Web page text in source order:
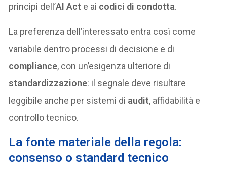
principi dell’AI Act e ai codici di condotta.
La preferenza dell’interessato entra così come
variabile dentro processi di decisione e di
compliance, con un’esigenza ulteriore di
standardizzazione: il segnale deve risultare
leggibile anche per sistemi di audit, affidabilità e
controllo tecnico.
La fonte materiale della regola:
consenso o standard tecnico